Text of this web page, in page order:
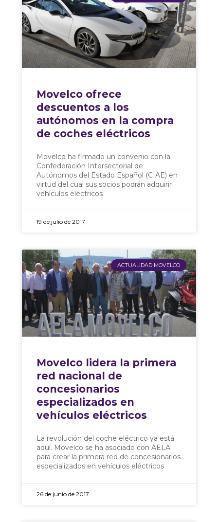
Movelco ofrece
descuentos a los
autónomos en la compra
de coches eléctricos
Movelco ha firmado un convenio con la
Confederación Intersectorial de
Autónomos del Estado Español (CIAE) en
virtud del cual sus socios podrán adquirir
vehículos eléctricos
19 de julio de 2017
ACTUALIDAD MOVELCO
Movelco lidera la primera
red nacional de
concesionarios
especializados en
vehículos eléctricos
La revolución del coche eléctrico ya está
aquí. Movelco se ha asociado con AELA
para crear la primera red de concesionarios
especializados en vehículos eléctricos
26 de junio de 2017